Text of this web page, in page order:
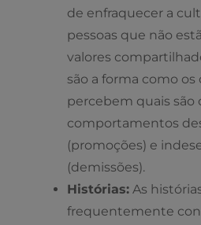
de enfraquecer a
pessoas que não
valores
são a forma como os
percebem quais são
comportamentos
(promoções) e
(demissões).
Histórias: As
frequentemente